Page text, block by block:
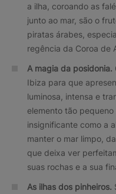
a ilha, coroando as
junto ao mar, são o
piratas árabes,
regência da Coroa de
A magia da posidonia.
Ibiza para que
luminosa, intensa e
elemento tão
insignificante como a
manter o mar limpo,
que deixa ver
suas rochas e a sua
As ilhas dos pinheiros.